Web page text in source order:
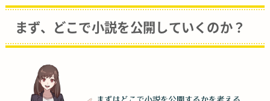
まず、どこで小説を公開していくのか？